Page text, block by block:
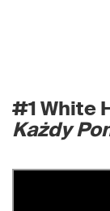
#1 White
Każdy